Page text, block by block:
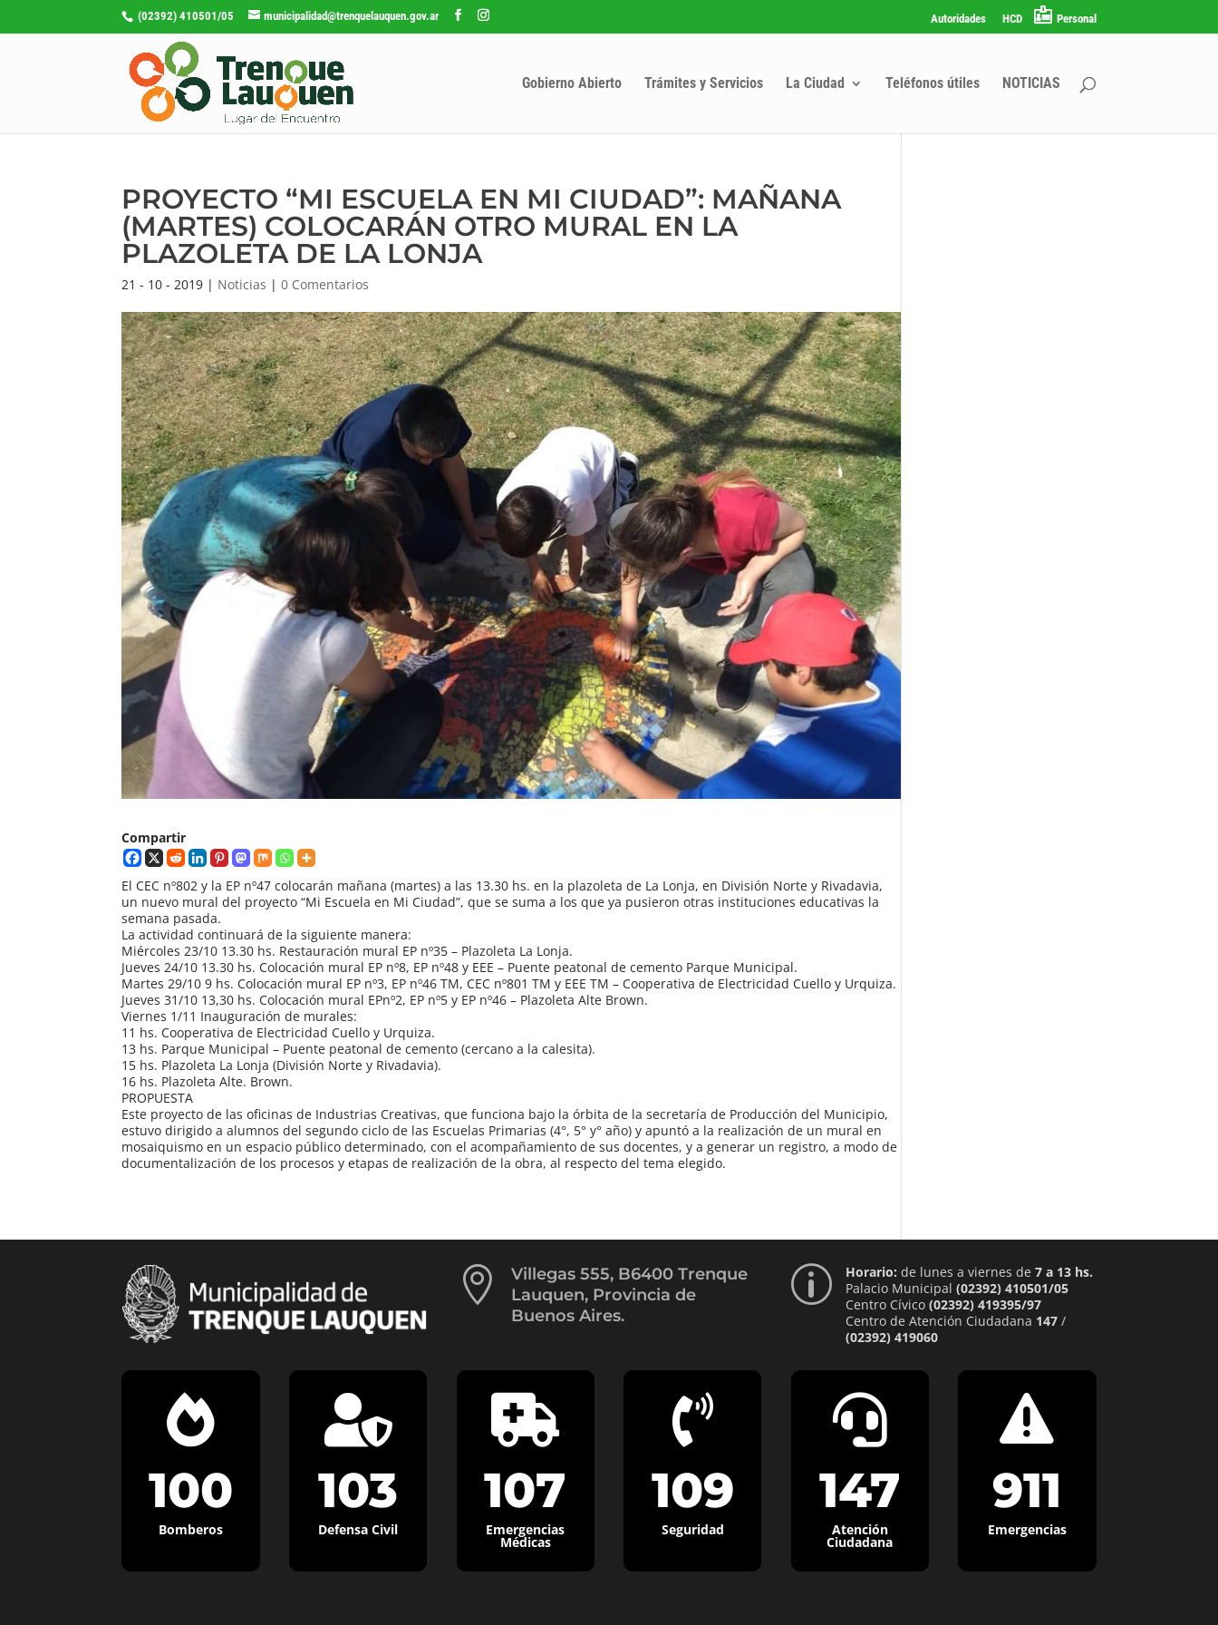
(02392) 410501/05 municipalidad@trenquelauquen.gov.ar Autoridades HCD Personal
Gobierno Abierto Trámites y Servicios La Ciudad Teléfonos útiles NOTICIAS
PROYECTO “MI ESCUELA EN MI CIUDAD”: MAÑANA
(MARTES) COLOCARÁN OTRO MURAL EN LA
PLAZOLETA DE LA LONJA
21 - 10 - 2019 | Noticias |0 Comentarios
Compartir
El CEC nº802 y la EP nº47 colocarán mañana (martes) a las 13.30 hs. en la plazoleta de La Lonja, en División Norte y Rivadavia,
un nuevo mural del proyecto “Mi Escuela en Mi Ciudad”, que se suma a los que ya pusieron otras instituciones educativas la
semana pasada.
La actividad continuará de la siguiente manera:
Miércoles 23/10 13.30 hs. Restauración mural EP nº35 – Plazoleta La Lonja.
Jueves 24/10 13.30 hs. Colocación mural EP nº8, EP nº48 y EEE – Puente peatonal de cemento Parque Municipal.
Martes 29/10 9 hs. Colocación mural EP nº3, EP nº46 TM, CEC nº801 TM y EEE TM – Cooperativa de Electricidad Cuello y Urquiza.
Jueves 31/10 13,30 hs. Colocación mural EPnº2, EP nº5 y EP nº46 – Plazoleta Alte Brown.
Viernes 1/11 Inauguración de murales:
11 hs. Cooperativa de Electricidad Cuello y Urquiza.
13 hs. Parque Municipal – Puente peatonal de cemento (cercano a la calesita).
15 hs. Plazoleta La Lonja (División Norte y Rivadavia).
16 hs. Plazoleta Alte. Brown.
PROPUESTA
Este proyecto de las oficinas de Industrias Creativas, que funciona bajo la órbita de la secretaría de Producción del Municipio,
estuvo dirigido a alumnos del segundo ciclo de las Escuelas Primarias (4°, 5° y° año) y apuntó a la realización de un mural en
mosaiquismo en un espacio público determinado, con el acompañamiento de sus docentes, y a generar un registro, a modo de
documentalización de los procesos y etapas de realización de la obra, al respecto del tema elegido.

Villegas 555, B6400 Trenque
Lauquen, Provincia de
Buenos Aires.
p Horario: de lunes a viernes de 7 a 13 hs.
Palacio Municipal (02392) 410501/05
Centro Cívico (02392) 419395/97
Centro de Atención Ciudadana 147/
(02392) 419060

100
Bomberos

103
Defensa Civil

107
Emergencias
Médicas

109
Seguridad

147
Atención
Ciudadana

911
Emergencias